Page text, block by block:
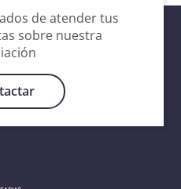
de atender tus
sobre nuestra